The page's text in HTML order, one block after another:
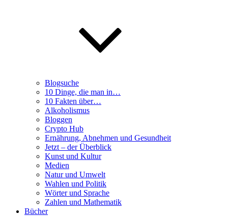
Blogsuche
10 Dinge, die man in…
10 Fakten über…
Alkoholismus
Bloggen
Crypto Hub
Ernährung, Abnehmen und Gesundheit
Jetzt – der Überblick
Kunst und Kultur
Medien
Natur und Umwelt
Wahlen und Politik
Wörter und Sprache
Zahlen und Mathematik
Bücher